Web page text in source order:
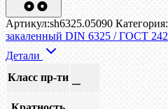
Артикул:sh6325.05090 Категория:
закаленный DIN 6325 / ГОСТ
Детали
Класс пр-ти —